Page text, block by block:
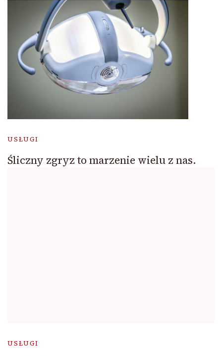
USŁUGI
Śliczny zgryz to marzenie wielu z nas.
USŁUGI